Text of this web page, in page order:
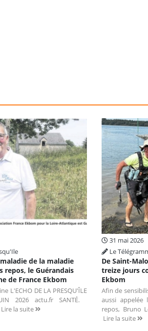
de la maladie
repos, le Guérandais
de France Ekbom
L'ECHO DE LA PRESQU'ÎLE
2026 actu.fr SANTÉ.
Lire la suite
31 mai 2026
Le
De Saint-
treize jours
Ekbom
Afin de
aussi appelée
repos, Bruno
Lire la suite